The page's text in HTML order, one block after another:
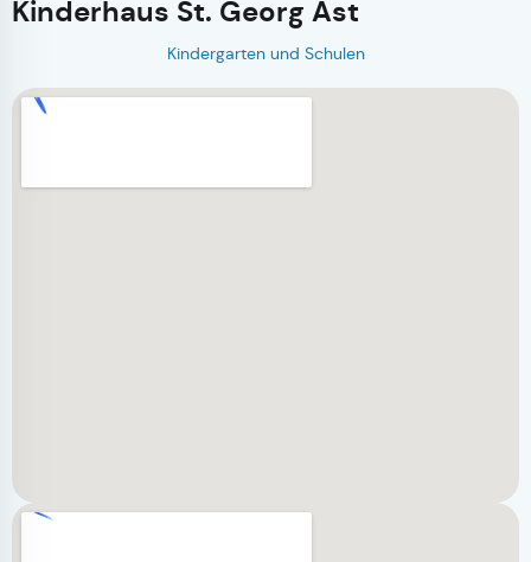
Kinderhaus St. Georg Ast
Kindergarten und Schulen